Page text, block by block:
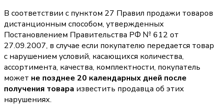
В соответствии с пунктом 27 Правил продажи товаров
дистанционным способом, утвержденных
Постановлением Правительства РФ № 612 от
27.09.2007, в случае если покупателю передается товар
с нарушением условий, касающихся количества,
ассортимента, качества, комплектности, покупатель
может не позднее 20 календарных дней после
получения товара известить продавца об этих
нарушениях.